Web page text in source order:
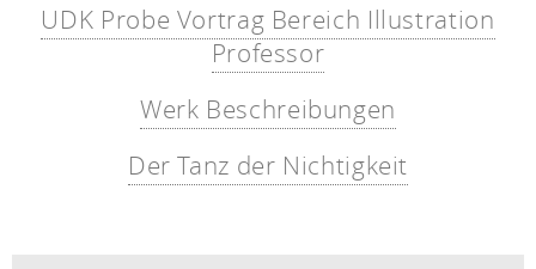
UDK Probe Vortrag Bereich Illustration
Professor
Werk Beschreibungen
Der Tanz der Nichtigkeit